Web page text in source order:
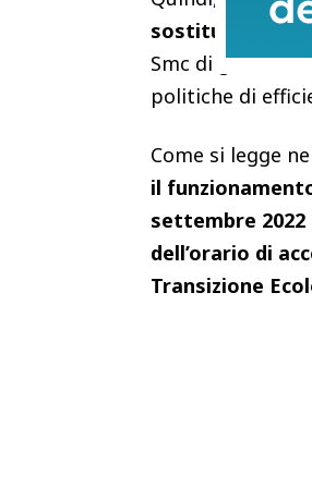
sostituire entro
Smc di gas di
politiche di
Come si legge
il
settembre
dell’orario di
Transizione